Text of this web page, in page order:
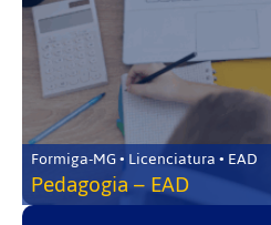
Formiga-MG • Licenciatura • EAD
Pedagogia – EAD